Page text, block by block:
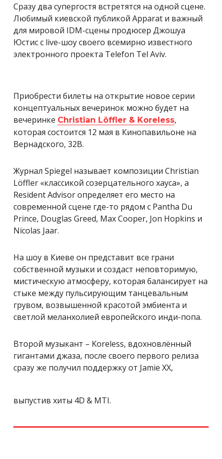
Сразу два супергостя встретятся на одной сцене.
Любимый киевской публикой Apparat и важный
для мировой IDM-сцены продюсер Джошуа
Юстис с live-шоу своего всемирно известного
электронного проекта Telefon Tel Aviv.
Приобрести билеты на открытие новое серии
концептуальных вечеринок можно будет на
вечеринке Christian Löffler & Koreless,
которая состоится 12 мая в Кинопавильоне на
Вернадского, 32В.
Журнал Spiegel называет композиции Christian
Löffler «классикой созерцательного хауса», а
Resident Advisor определяет его место на
современной сцене где-то рядом с Pantha Du
Prince, Douglas Greed, Max Cooper, Jon Hopkins и
Nicolas Jaar.
На шоу в Киеве он представит все грани
собственной музыки и создаст неповторимую,
мистическую атмосферу, которая балансирует на
стыке между пульсирующим танцевальным
грувом, возвышенной красотой эмбиента и
светлой меланхолией европейского инди-попа.
Второй музыкант – Koreless, вдохновлённый
гигантами джаза, после своего первого релиза
сразу же получил поддержку от Jamie XX,
выпустив хиты 4D & MTI.